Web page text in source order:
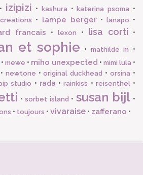
• izipizi • kashura •katerina psoma •
• lampe berger• lanapo •
francais • lexon • lisa corti •
et sophie • mathilde m
•
• mewe • miho unexpected • mimi lula •
newtone •original duckhead •orsina •
studio • rada •rainkiss • reisenthel•
•sorbet island • susan bijl •
• toujours • vivaraise • zafferano •